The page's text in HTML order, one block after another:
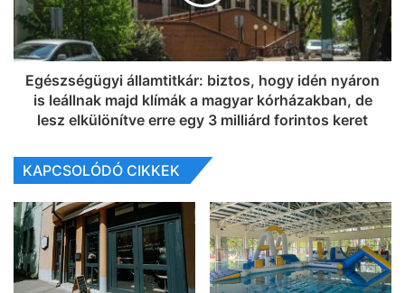
Egészségügyi államtitkár: biztos, hogy idén nyáron
is leállnak majd klímák a magyar kórházakban, de
lesz elkülönítve erre egy 3 milliárd forintos keret
KAPCSOLÓDÓ CIKKEK